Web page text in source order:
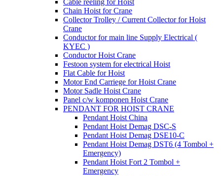
Cable reeling for Hoist
Chain Hoist for Crane
Collector Trolley / Current Collector for Hoist
Crane
Conductor for main line Supply Electrical (
KYEC )
Conductor Hoist Crane
Festoon system for electrical Hoist
Flat Cable for Hoist
Motor End Carriege for Hoist Crane
Motor Sadle Hoist Crane
Panel c/w komponen Hoist Crane
PENDANT FOR HOIST CRANE
Pendant Hoist China
Pendant Hoist Demag DSC-S
Pendant Hoist Demag DSE10-C
Pendant Hoist Demag DST6 (4 Tombol +
Emergency)
Pendant Hoist Fort 2 Tombol +
Emergency